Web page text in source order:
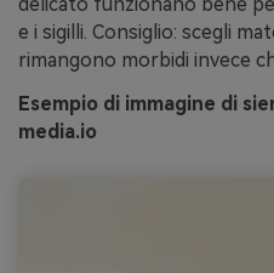
delicato funzionano bene
e i sigilli. Consiglio: scegli
rimangono morbidi invece
Esempio di immagine di
media.io